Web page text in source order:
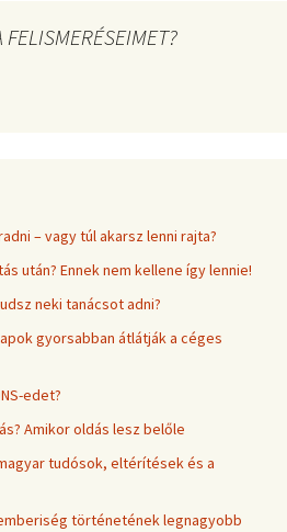
– vagy túl akarsz lenni rajta?
után? Ennek nem kellene így lennie!
neki tanácsot adni?
gyorsabban átlátják a céges
edet?
Amikor oldás lesz belőle
tudósok, eltérítések és a
történetének legnagyobb